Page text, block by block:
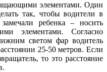
элементами. Один
так, чтобы водители в
ребенка – носить
элементами. Согласно
светом фар водитель
25-50 метров. Если
то это расстояние